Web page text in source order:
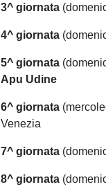
3^ giornata
4^ giornata
5^ giornata
Apu Udine
6^ giornata
Venezia
7^ giornata
8^ giornata